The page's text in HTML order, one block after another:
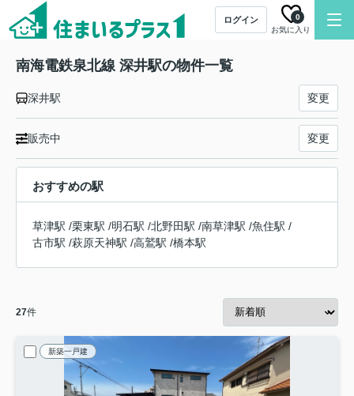
ログイン
お気に入り
0
南海電鉄泉北線 深井駅の物件一覧
深井駅 変更
販売中 変更
おすすめの駅
草津駅 /栗東駅 /明石駅 /北野田駅 /南草津駅 /魚住駅 /
古市駅 /萩原天神駅 /高鷲駅 /橋本駅
27件
新築一戸建